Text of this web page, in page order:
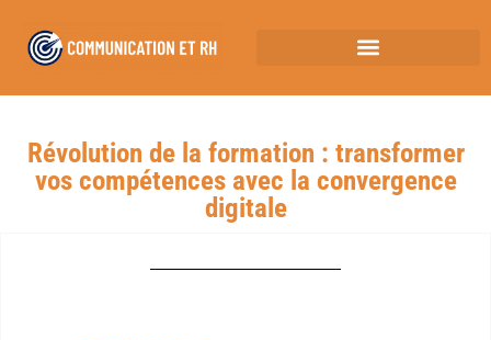
Révolution de la formation : transformer
vos compétences avec la convergence
digitale